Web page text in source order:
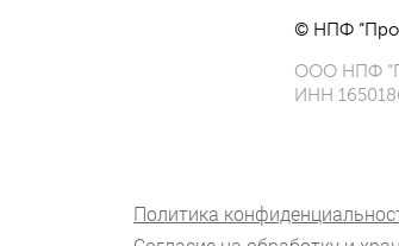
© НПФ
ООО НПФ
ИНН
Политика